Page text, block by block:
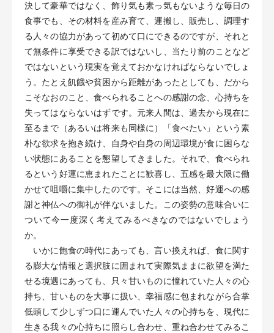
決して豪華ではなく、飾り気も素っ気もないような毎日の
食事でも、その材料を産み育て、運搬し、販売し、調理す
る人々の協力があって初めて口にできるのですが、それと
て無条件に享受できる訳ではないし、当たり前のことなど
ではないという現実を覚えておかなければならないでしょ
う。たとえ飢餓や貧困から距離があったとしても、だから
こそなおのこと、食べられることへの感謝の念、心持ちを
失ってはならないはずです。元来人間は、過去から現在に
至るまで（あるいは将来も同様に）「食べたい」という素
朴な欲求を抱き続け、自身や自身の周辺環境が食に困らな
い状態にあることを懇望してきました。それで、食べられ
るという好運に恵まれたことに歓喜し、五感を最大限に働
かせて咀嚼に集中したのです。そこには当然、好運への感
謝と神仏への御礼が伴ないました。この姿勢の意味合いに
ついて今一度深く考えてみるべきなのではないでしょう
か。
いかに飽食の時代にあっても、言い換えれば、食に関す
る膨大な情報と選択肢に囲まれて実際気ままに欲望を満た
せる境遇にあっても、只々甘いものに憧れていた人々の心
持ち、甘いものを大事に扱い、幸福感に包まれながら合掌
低頭して少しずつ口に運んでいた人々の心持ちを、現代に
生きる我々の心持ちに照らし合わせ、重ね合わせてみるこ